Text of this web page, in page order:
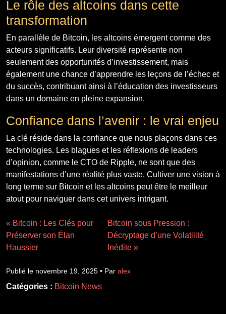
Le rôle des altcoins dans cette
transformation
En parallèle de Bitcoin, les altcoins émergent comme des
acteurs significatifs. Leur diversité représente non
seulement des opportunités d’investissement, mais
également une chance d’apprendre les leçons de l’échec et
du succès, contribuant ainsi à l’éducation des investisseurs
dans un domaine en pleine expansion.
Confiance dans l’avenir : le vrai enjeu
La clé réside dans la confiance que nous plaçons dans ces
technologies. Les blagues et les réflexions de leaders
d’opinion, comme le CTO de Ripple, ne sont que des
manifestations d’une réalité plus vaste. Cultiver une vision à
long terme sur Bitcoin et les altcoins peut être le meilleur
atout pour naviguer dans cet univers intrigant.
« Bitcoin : Les Clés pour
Préserver son Élan
Haussier
Bitcoin sous Pression :
Décryptage d’une Volatilité
Inédite »
Publié le novembre 19, 2025 • Par alex
Catégories : Bitcoin News